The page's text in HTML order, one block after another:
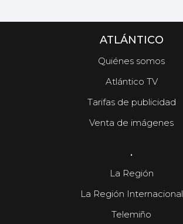
ATLÁNTICO
Quiénes somos
Atlántico TV
Tarifas de publicidad
Venta de imágenes
.
La Región
La Región Internacional
Telemiño